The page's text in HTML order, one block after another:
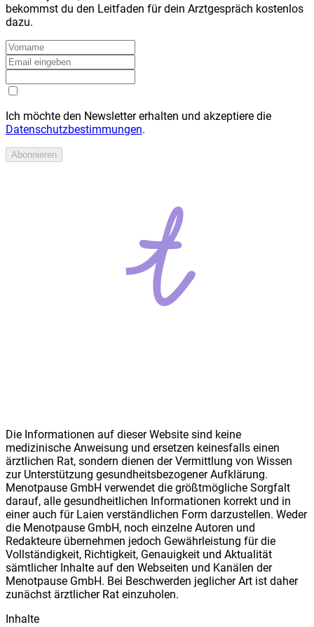
bekommst du den Leitfaden für dein Arztgespräch kostenlos
dazu.
Ich möchte den Newsletter erhalten und akzeptiere die
Datenschutzbestimmungen.
Abonnieren
Die Informationen auf dieser Website sind keine
medizinische Anweisung und ersetzen keinesfalls einen
ärztlichen Rat, sondern dienen der Vermittlung von Wissen
zur Unterstützung gesundheitsbezogener Aufklärung.
Menotpause GmbH verwendet die größtmögliche Sorgfalt
darauf, alle gesundheitlichen Informationen korrekt und in
einer auch für Laien verständlichen Form darzustellen. Weder
die Menotpause GmbH, noch einzelne Autoren und
Redakteure übernehmen jedoch Gewährleistung für die
Vollständigkeit, Richtigkeit, Genauigkeit und Aktualität
sämtlicher Inhalte auf den Webseiten und Kanälen der
Menotpause GmbH. Bei Beschwerden jeglicher Art ist daher
zunächst ärztlicher Rat einzuholen.
Inhalte